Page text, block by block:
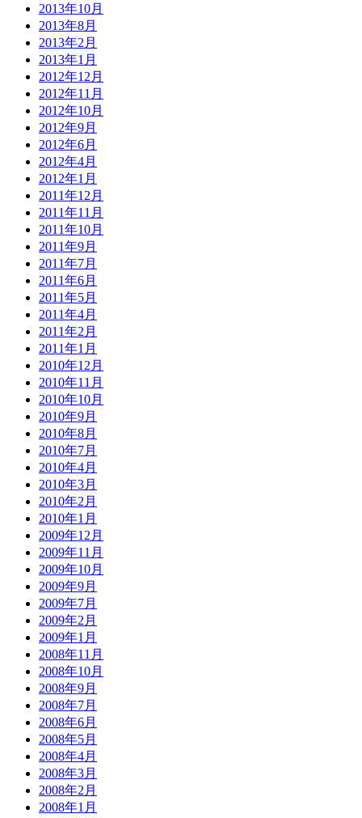
2013年10月
2013年8月
2013年2月
2013年1月
2012年12月
2012年11月
2012年10月
2012年9月
2012年6月
2012年4月
2012年1月
2011年12月
2011年11月
2011年10月
2011年9月
2011年7月
2011年6月
2011年5月
2011年4月
2011年2月
2011年1月
2010年12月
2010年11月
2010年10月
2010年9月
2010年8月
2010年7月
2010年4月
2010年3月
2010年2月
2010年1月
2009年12月
2009年11月
2009年10月
2009年9月
2009年7月
2009年2月
2009年1月
2008年11月
2008年10月
2008年9月
2008年7月
2008年6月
2008年5月
2008年4月
2008年3月
2008年2月
2008年1月